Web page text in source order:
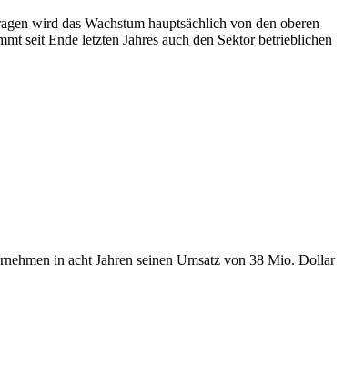
wird das Wachstum hauptsächlich von den oberen
seit Ende letzten Jahres auch den Sektor betrieblichen
in acht Jahren seinen Umsatz von 38 Mio. Dollar